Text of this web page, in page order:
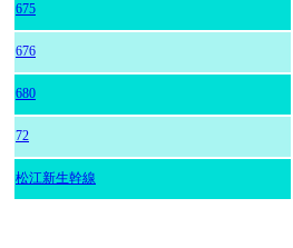
675
676
680
72
松江新生幹線